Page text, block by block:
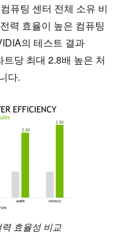
퓨팅 센터 전체 소유 비
력 효율이 높은 컴퓨팅
의 테스트 결과
당 최대 2.8배 높은 처
다.
효율성 비교